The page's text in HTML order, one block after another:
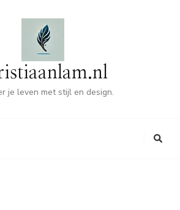
je leven met stijl en design.